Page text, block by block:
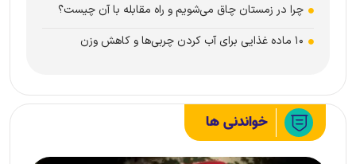
چرا در زمستان چاق می‌شویم و راه مقابله با آن چیست؟
۱۰ ماده غذایی برای آب‌ کردن چربی‌ها و کاهش وزن
خواندنی ها